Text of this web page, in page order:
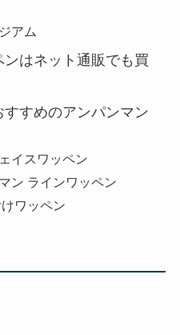
アム
はネット通販でも買
すめのアンパンマン
イスワッペン
ン ラインワッペン
ワッペン